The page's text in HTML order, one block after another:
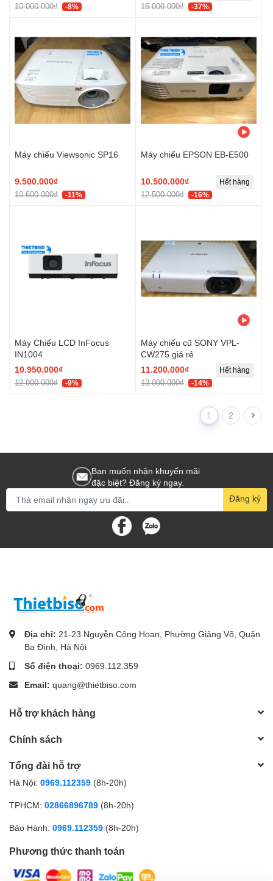
10.000.000₫ -8% 15.000.000₫ -37%
Máy chiếu Viewsonic SP16
9.500.000₫
10.600.000₫ -11%
Máy chiếu EPSON EB-E500
10.500.000₫
12.500.000₫ -16%
Hết hàng
Máy Chiếu LCD InFocus
IN1004
10.950.000₫
12.000.000₫ -9%
Máy chiếu cũ SONY VPL-
CW275 giá rẻ
11.200.000₫
13.000.000₫ -14%
Hết hàng
1 2
Bạn muốn nhận khuyến mãi
đặc biệt? Đăng ký ngay.
Đăng ký
Địa chỉ: 21-23 Nguyễn Công Hoan, Phường Giảng Võ, Quận
Ba Đình, Hà Nội
Số điện thoại: 0969.112.359
Email: quang@thietbiso.com
Hỗ trợ khách hàng
Chính sách
Tổng đài hỗ trợ
Hà Nội: 0969.112359 (8h-20h)
TPHCM: 02866896789 (8h-20h)
Bảo Hành: 0969.112359 (8h-20h)
Phương thức thanh toán